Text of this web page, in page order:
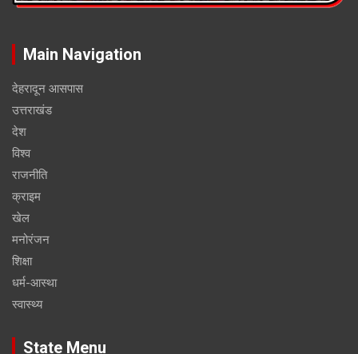
Main Navigation
देहरादून आसपास
उत्तराखंड
देश
विश्व
राजनीति
क्राइम
खेल
मनोरंजन
शिक्षा
धर्म-आस्था
स्वास्थ्य
State Menu